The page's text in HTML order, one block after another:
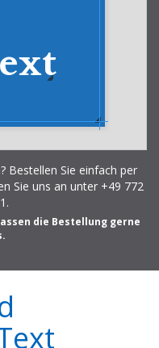
Bestellen Sie einfach per
Sie uns an unter +49 772
die Bestellung gerne